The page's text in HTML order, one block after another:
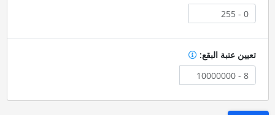
تعيين عتبة البقع: